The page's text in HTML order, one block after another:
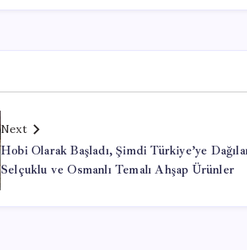
Next
Hobi Olarak Başladı, Şimdi Türkiye’ye
Selçuklu ve Osmanlı Temalı Ahşap Ürünler